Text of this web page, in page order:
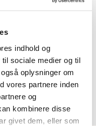
indhold og
sociale medier og til
oplysninger om
vores partnere inden
og
kombinere disse
givet dem, eller som